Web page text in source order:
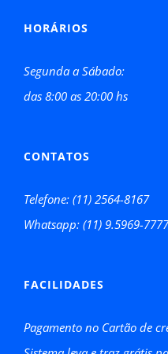
HORÁRIOS
Segunda a Sábado:
das 8:00 as 20:00 hs
CONTATOS
Telefone: (11) 2564-8167
Whatsapp: (11) 9.5969-
FACILIDADES
Pagamento no Cartão de